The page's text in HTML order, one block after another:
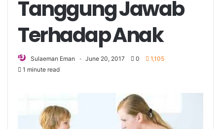
Tanggung Jawab
Terhadap Anak
Sulaeman Eman June 20, 2017 0
1,105
1 minute read